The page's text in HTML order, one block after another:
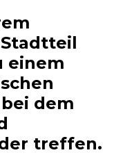
einem
dem
treffen.